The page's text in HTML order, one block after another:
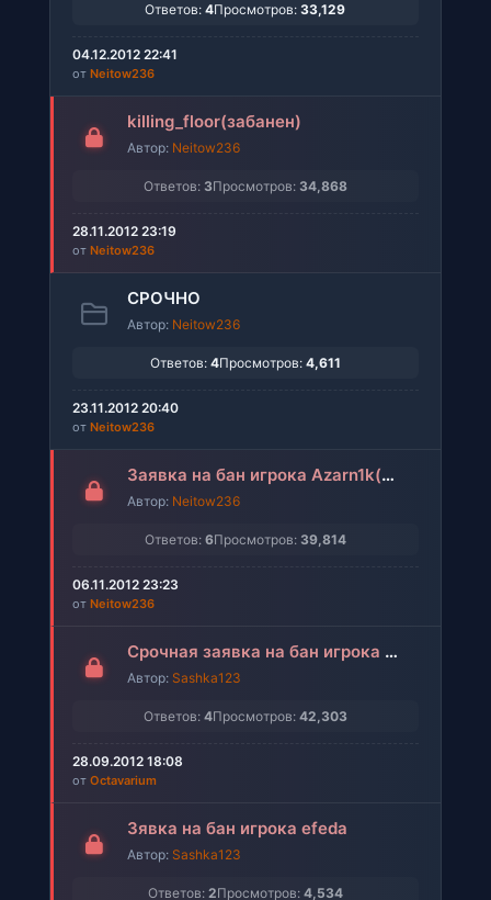
Ответов:4Просмотров:33,129
04.12.2012 22:41
от Neitow236
killing_floor(забанен)
Автор: Neitow236
Ответов: 3Просмотров: 34,868
28.11.2012 23:19
от Neitow236
СРОЧНО
Автор: Neitow236
Ответов: 4Просмотров: 4,611
23.11.2012 20:40
от Neitow236
Заявка на бан игрока Azarn1k(забанен)
Автор: Neitow236
Ответов: 6Просмотров: 39,814
06.11.2012 23:23
от Neitow236
Срочная заявка на бан игрока maks123(забанен)
Автор: Sashka123
Ответов: 4Просмотров: 42,303
28.09.2012 18:08
от Octavarium
Зявка на бан игрока efeda
Автор: Sashka123
Ответов: 2Просмотров: 4,534